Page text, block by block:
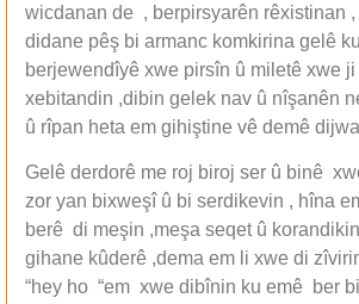
wicdanan de , berpirsyarên rêxistinan ,
didane pêş bi armanc komkirina gelê
berjewendîyê xwe pirsîn û miletê xwe
xebitandin ,dibin gelek nav û nîşanên
û rîpan heta em gihiştine vê demê
Gelê derdorê me roj biroj ser û binê
zor yan bixweşî û bi serdikevin , hîna
berê di meşin ,meşa seqet û
gihane kûderê ,dema em li xwe di
“hey ho “em xwe dibînin ku emê ber